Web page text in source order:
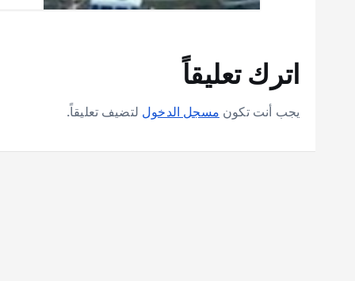
اترك تعليقاً
يجب أنت تكون مسجل الدخول لتضيف تعليقاً.